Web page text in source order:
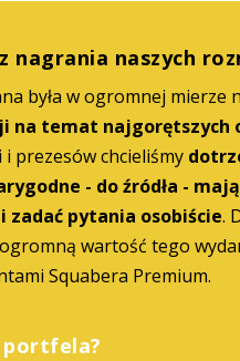
nagrania naszych
była w ogromnej mierze
na temat najgorętszych
prezesów chcieliśmy
- do źródła -
zadać pytania osobiście.
wartość tego
Squabera Premium.
portfela?